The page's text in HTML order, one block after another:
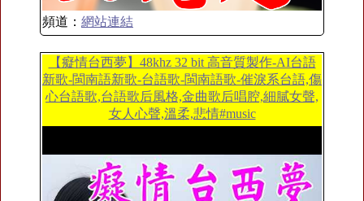
頻道： 網站連結
【癡情台西夢】48khz 32 bit 高音質製作-AI台語
新歌-閩南語新歌-台語歌-閩南語歌-催淚系台語,傷
心台語歌,台語歌后風格,金曲歌后唱腔,細膩女聲,
女人心聲,溫柔,悲情#music